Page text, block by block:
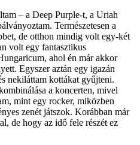
– a Deep Purple-t, a Uriah
Természetesen a
de otthon mindig volt egy-két
volt egy fantasztikus
ahol én már akkor
Egyszer aztán egy igazán
nekiláttam kottákat gyűjteni.
a koncerten, mivel
mint egy rocker, miközben
zenét játszok. Korábban már
de hogy az idő fele részét ez